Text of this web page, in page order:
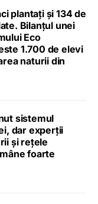
plantați și 134 de
Bilanțul unei
Eco
1.700 de elevi
naturii din
sistemul
dar experții
și rețele
foarte